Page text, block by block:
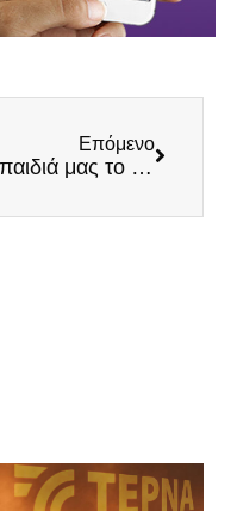
Επόμενο
Τα παιδιά μας το μέλλον αυτού του τόπου!